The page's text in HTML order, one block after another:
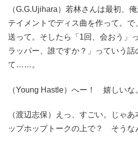
（G.G.Ujihara）若林さんは最初、
テイメントでディス曲を作って。
送って。そしたら「1回、会おう」
ラッパー、誰ですか？」っていう話
て……。
（Young Hastle）へー！ 嬉しいな
（渡辺志保）えっ、すごい。じゃ
ップホップトークの上で？ そうな